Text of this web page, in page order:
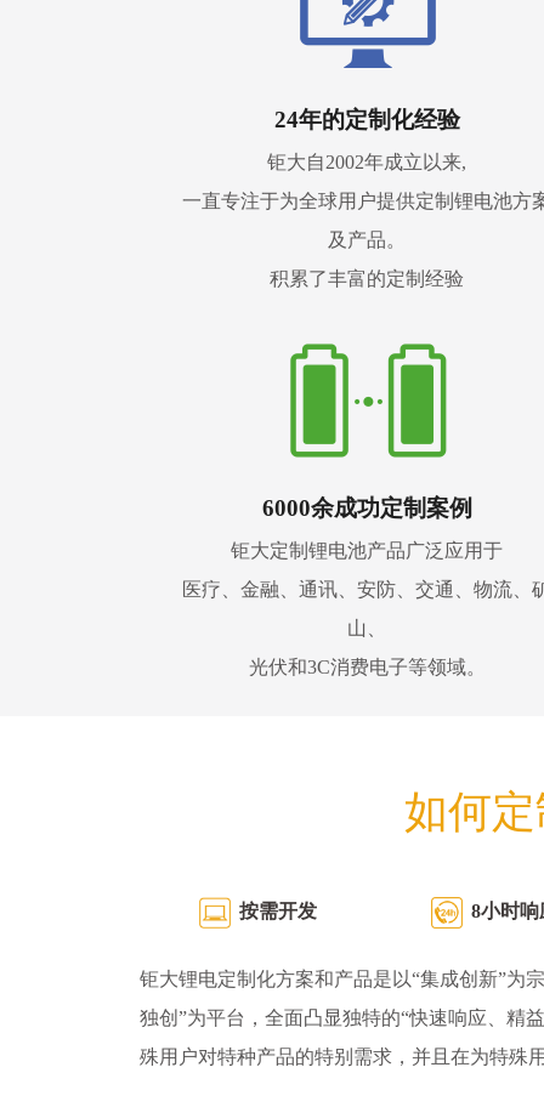
24年的定制化经验
钜大自2002年成立以来,
一直专注于为全球用户提供定制锂电池方
及产品。
积累了丰富的定制经验
6000余成功定制案例
钜大定制锂电池产品广泛应用于
医疗、金融、通讯、安防、交通、物流、
山、
光伏和3C消费电子等领域。
如何
按需开发 8小时响
钜大锂电定制化方案和产品是以“集成创新”为
独创”为平台，全面凸显独特的“快速响应、精
殊用户对特种产品的特别需求，并且在为特殊